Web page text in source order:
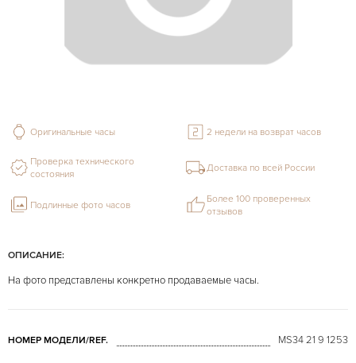
ОПИСАНИЕ:
На фото представлены конкретно продаваемые часы.
НОМЕР МОДЕЛИ/REF. MS34 21 9 1253
Оригинальные часы 2 недели на возврат часов
Проверка технического
состояния
Доставка по всей России
Подлинные фото часов
Более 100 проверенных
отзывов